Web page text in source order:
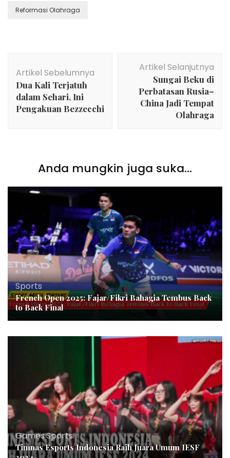
Reformasi Olahraga
Artikel
Artikel Sebelumnya
Dua Kali Terjatuh
dalam Sehari, Ini
Pengakuan Bezzecchi
Artikel Selanjutnya
Sungai Beku di
Perbatasan Rusia–
China Jadi Tempat
Olahraga
Anda mungkin juga suka...
Sports
French Open 2025: Fajar/Fikri Bahagia Tembus Back
to Back Final
Games,Sports
Timnas Esports Indonesia Raih Juara Umum IESF